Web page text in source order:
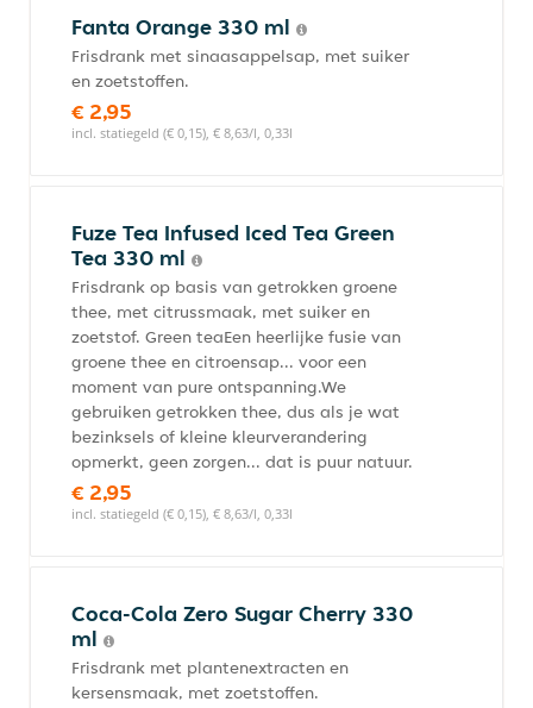
Fanta Orange 330 ml
Frisdrank met sinaasappelsap, met suiker
en zoetstoffen.
€ 2,95
incl. statiegeld (€ 0,15), € 8,63/l, 0,33l
Fuze Tea Infused Iced Tea Green
Tea 330 ml
Frisdrank op basis van getrokken groene
thee, met citrussmaak, met suiker en
zoetstof. Green teaEen heerlijke fusie van
groene thee en citroensap... voor een
moment van pure ontspanning.We
gebruiken getrokken thee, dus als je wat
bezinksels of kleine kleurverandering
opmerkt, geen zorgen... dat is puur natuur.
€ 2,95
incl. statiegeld (€ 0,15), € 8,63/l, 0,33l
Coca-Cola Zero Sugar Cherry 330
ml
Frisdrank met plantenextracten en
kersensmaak, met zoetstoffen.